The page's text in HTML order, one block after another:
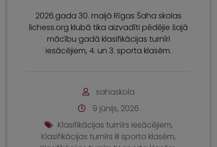
2026.gada 30. maijā Rīgas Šaha skolas
lichess.org klubā tika aizvadīti pēdējie šajā
mācību gadā klasifikācijas turnīri
iesācējiem, 4. un 3. sporta klasēm.
sahaskola
9 jūnijs, 2026
Klasifikācijas turnīrs iesācējiem,
Klasifikācijas turnīrs III sporta klasēm,